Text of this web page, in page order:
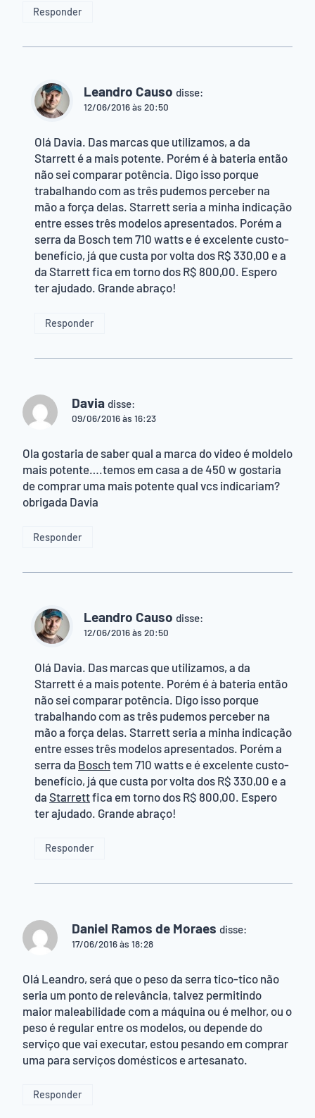
Responder
Leandro Causo disse:
12/06/2016 às 20:50
Olá Davia. Das marcas que utilizamos, a da
Starrett é a mais potente. Porém é à bateria então
não sei comparar potência. Digo isso porque
trabalhando com as três pudemos perceber na
mão a força delas. Starrett seria a minha indicação
entre esses três modelos apresentados. Porém a
serra da Bosch tem 710 watts e é excelente custo-
benefício, já que custa por volta dos R$ 330,00 e a
da Starrett fica em torno dos R$ 800,00. Espero
ter ajudado. Grande abraço!
Responder
Davia disse:
09/06/2016 às 16:23
Ola gostaria de saber qual a marca do video é moldelo
mais potente….temos em casa a de 450 w gostaria
de comprar uma mais potente qual vcs indicariam?
obrigada Davia
Responder
Leandro Causo disse:
12/06/2016 às 20:50
Olá Davia. Das marcas que utilizamos, a da
Starrett é a mais potente. Porém é à bateria então
não sei comparar potência. Digo isso porque
trabalhando com as três pudemos perceber na
mão a força delas. Starrett seria a minha indicação
entre esses três modelos apresentados. Porém a
serra da Bosch tem 710 watts e é excelente custo-
benefício, já que custa por volta dos R$ 330,00 e a
da Starrettfica em torno dos R$ 800,00. Espero
ter ajudado. Grande abraço!
Responder
Daniel Ramos de Moraes disse:
17/06/2016 às 18:28
Olá Leandro, será que o peso da serra tico-tico não
seria um ponto de relevância, talvez permitindo
maior maleabilidade com a máquina ou é melhor, ou o
peso é regular entre os modelos, ou depende do
serviço que vai executar, estou pesando em comprar
uma para serviços domésticos e artesanato.
Responder